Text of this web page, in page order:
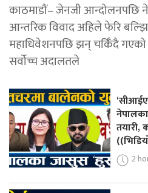
काठमाडौं– जेनजी आन्दोलनपछि
आन्तरिक विवाद अहिले फेरि
महाधिवेशनपछि झन् चर्किँदै गएको
सर्वोच्च अदालतले
तयारी,
2